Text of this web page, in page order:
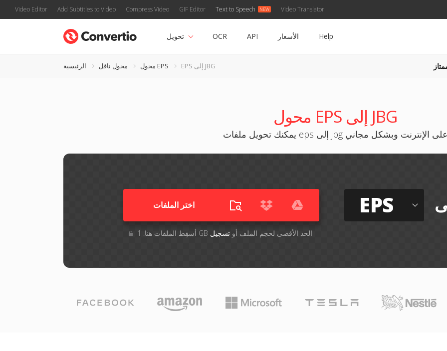
Video Editor Add Subtitles to Video Compress Video GIF Editor Text to Speech Video Translator
تحويل OCR API الأسعار Help
الرئيسية محول ناقل محول EPS EPS إلى JBG
محول EPS إلى JBG
يمكنك تحويل ملفات eps إلى jbg على الإنترنت وبشكل مجاني
اختر الملفات
أسقِط الملفات هنا. 1 GB الحد الأقصى لحجم الملف أوتسجيل
EPS